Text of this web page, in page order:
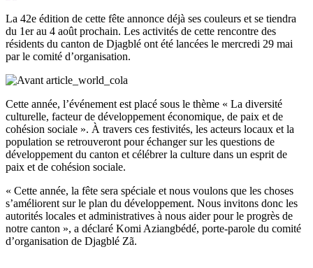
La 42e édition de cette fête annonce déjà ses couleurs et se tiendra
du 1er au 4 août prochain. Les activités de cette rencontre des
résidents du canton de Djagblé ont été lancées le mercredi 29 mai
par le comité d’organisation.
Cette année, l’événement est placé sous le thème « La diversité
culturelle, facteur de développement économique, de paix et de
cohésion sociale ». À travers ces festivités, les acteurs locaux et la
population se retrouveront pour échanger sur les questions de
développement du canton et célébrer la culture dans un esprit de
paix et de cohésion sociale.
« Cette année, la fête sera spéciale et nous voulons que les choses
s’améliorent sur le plan du développement. Nous invitons donc les
autorités locales et administratives à nous aider pour le progrès de
notre canton », a déclaré Komi Aziangbédé, porte-parole du comité
d’organisation de Djagblé Zã.